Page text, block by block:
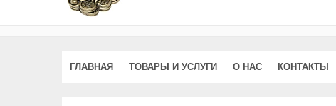
ГЛАВНАЯ ТОВАРЫ И УСЛУГИ О НАС КОНТАКТЫ